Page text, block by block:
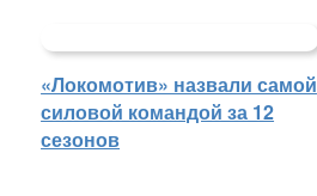
«Локомотив» назвали самой
силовой командой за 12
сезонов